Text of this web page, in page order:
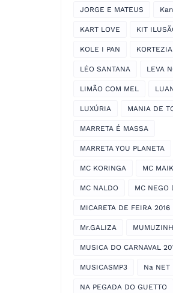
JORGE E MATEUS
KART LOVE KIT
KOLE I PAN KORTEZIA
LÉO SANTANA LEVA
LIMÃO COM MEL
LUXÚRIA MANIA DE
MARRETA É MASSA
MARRETA YOU PLANETA
MC KORINGA MC
MC NALDO MC NEGO
MICARETA DE FEIRA 2016
Mr.GALIZA
MUSICA DO CARNAVAL
MUSICASMP3 Na NET
NA PEGADA DO GUETTO